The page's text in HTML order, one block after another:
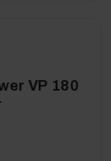
VP 180